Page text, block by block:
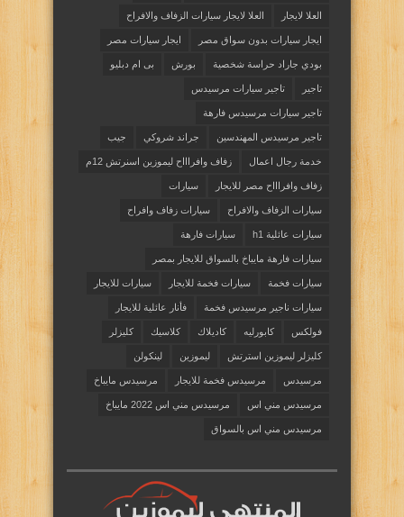
العلا لايجار العلا لايجار سيارات الزفاف والافراح
ايجار سيارات بدون سواق مصر ايجار سيارات مصر
بودي جاراد حراسة شخصية بورش بى ام دبليو
تاجير تاجير سيارات مرسيدس
تاجير سيارات مرسيدس فارهة
تاجير مرسيدس المهندسين جراند شروكي جيب
خدمة رجال اعمال زفاف وافراااح ليموزين اسنرتش 12م
زفاف وافراااح مصر للايجار سيارات
سيارات الزفاف والافراح سيارات زفاف وافراح
سيارات عائلية h1 سيارات فارهة
سيارات فارهة مايباخ بالسواق للايجار بمصر
سيارات فخمة سيارات فخمة للايجار سيارات للايجار
سيارات ناجير مرسيدس فخمة فأنار عائلية للايجار
فولكس كابورليه كاديلاك كلاسيك كليزلر
كليزلر ليموزين استرتش ليموزين لينكولن
مرسيدس مرسيدس فخمة للايجار مرسيدس مايباخ
مرسيدس مني اس مرسيدس مني اس 2022 مايباخ
مرسيدس مني اس بالسواق